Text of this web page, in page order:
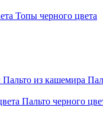
Топы черного цвета
Пальто из кашемира
Пальто черного